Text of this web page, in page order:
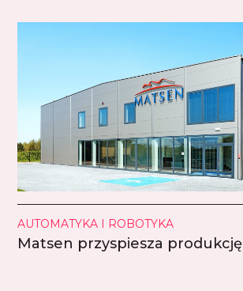
AUTOMATYKA I ROBOTYKA
Matsen przyspiesza produkcję